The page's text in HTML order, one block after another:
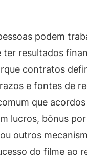
podem
ter resultados
contratos
e fontes de
que
lucros, bônus por
outros
do filme ao